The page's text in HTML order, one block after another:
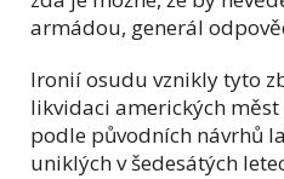
armádou, generál
Ironií osudu vznikly tyto
likvidaci amerických
podle původních návrhů
uniklých v šedesátých